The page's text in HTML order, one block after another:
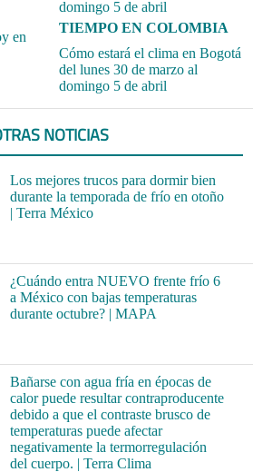
en
TIEMPO EN COLOMBIA
Cómo estará el clima en Bogotá
del lunes 30 de marzo al
domingo 5 de abril
NOTICIAS
Los mejores trucos para dormir bien
durante la temporada de frío en otoño
| Terra México
¿Cuándo entra NUEVO frente frío 6
a México con bajas temperaturas
durante octubre? | MAPA
Bañarse con agua fría en épocas de
calor puede resultar contraproducente
debido a que el contraste brusco de
temperaturas puede afectar
negativamente la termorregulación
del cuerpo. | Terra Clima